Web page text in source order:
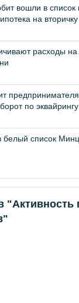
вошли в список
на вторичку
расходы на
по эквайрингу
белый список
"Активность